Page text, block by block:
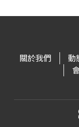
關於我們 動